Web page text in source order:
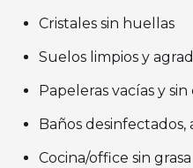
Cristales sin huellas
Suelos limpios y
Papeleras vacías y
Baños desinfectados,
Cocina/office sin grasa